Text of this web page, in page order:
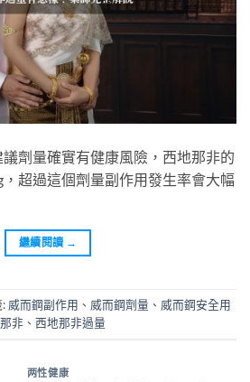
劑量確實有健康風險，西地那非的
超過這個劑量副作用發生率會大幅
繼續閱讀 →
: 威而鋼副作用 、 威而鋼劑量 、 威而鋼安全用
非 、 西地那非過量
两性健康